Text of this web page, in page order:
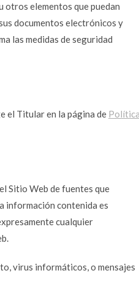
elementos que puedan
documentos electrónicos y
las medidas de seguridad
el Titular en la página de
Sitio Web de fuentes que
información contenida es
cualquier
virus informáticos, o mensajes